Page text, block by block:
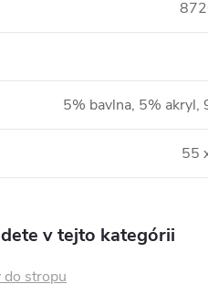
5% bavlna, 5% akryl,
55
v tejto kategórii
do stropu